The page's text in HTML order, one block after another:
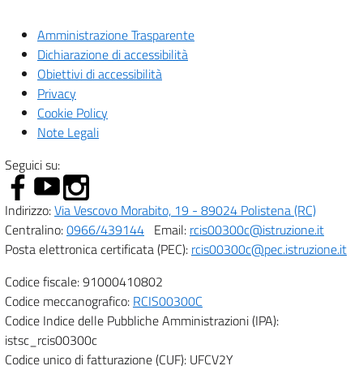
Amministrazione Trasparente
Dichiarazione di accessibilità
Obiettivi di accessibilità
Privacy
Cookie Policy
Note Legali
Seguici su:
Indirizzo:Via Vescovo Morabito, 19 - 89024 Polistena (RC)
Centralino:0966/439144 Email: rcis00300c@istruzione.it
Posta elettronica certificata (PEC): rcis00300c@pec.istruzione.it
Codice fiscale: 91000410802
Codice meccanografico: RCIS00300C
Codice Indice delle Pubbliche Amministrazioni (IPA):
istsc_rcis00300c
Codice unico di fatturazione (CUF): UFCV2Y